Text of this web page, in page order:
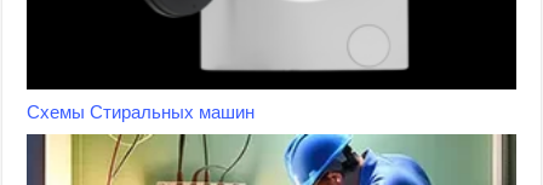
Схемы Стиральных машин